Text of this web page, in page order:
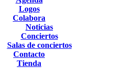
Logos
Colabora
Noticias
Conciertos
Salas de conciertos
Contacto
Tienda